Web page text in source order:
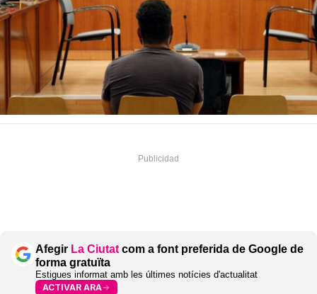
Afegir La Ciutat com a font preferida de Google de
forma gratuïta
Estigues informat amb les últimes notícies d'actualitat
ACTIVAR ARA